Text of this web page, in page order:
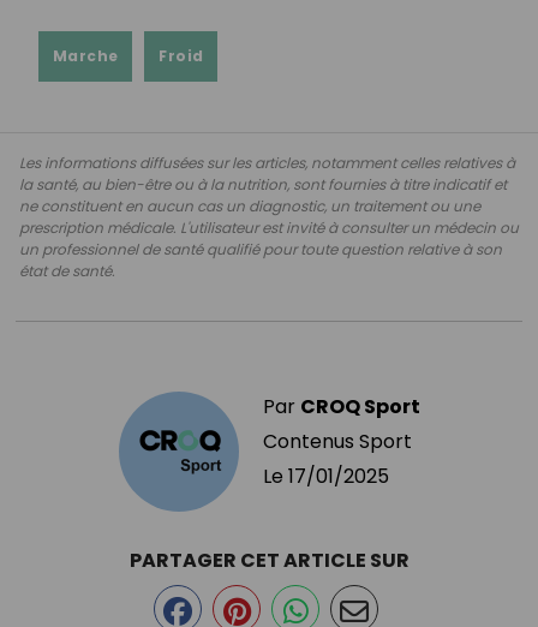
Marche Froid
Les informations diffusées sur les articles, notamment celles relatives à
la santé, au bien-être ou à la nutrition, sont fournies à titre indicatif et
ne constituent en aucun cas un diagnostic, un traitement ou une
prescription médicale. L'utilisateur est invité à consulter un médecin ou
un professionnel de santé qualifié pour toute question relative à son
état de santé.
Par CROQ Sport
Contenus Sport
Le 17/01/2025
PARTAGER CET ARTICLE SUR